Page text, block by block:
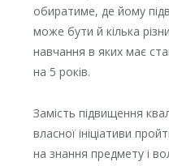
обиратиме, де йому
може бути й кілька
навчання в яких має
на 5 років.
Замість підвищення
власної ініціативи
на знання предмету і